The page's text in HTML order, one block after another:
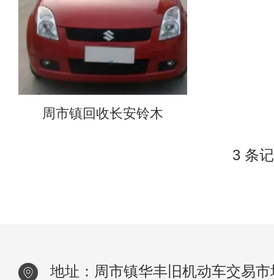
周市镇回收长安铃木
3 条
地址：周市镇华丰旧机动车交易市